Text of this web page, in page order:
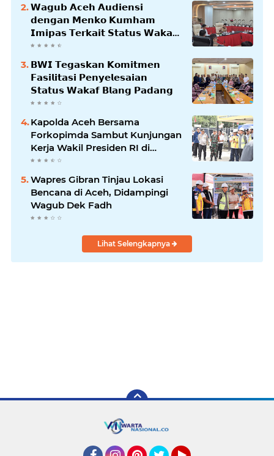
𝗪𝗮𝗴𝘂𝗯 𝗔𝗰𝗲𝗵 𝗔𝘂𝗱𝗶𝗲𝗻𝘀𝗶
𝗱𝗲𝗻𝗴𝗮𝗻 𝗠𝗲𝗻𝗸𝗼 𝗞𝘂𝗺𝗵𝗮𝗺
𝗜𝗺𝗶𝗽𝗮𝘀 𝗧𝗲𝗿𝗸𝗮𝗶𝘁 𝗦𝘁𝗮𝘁𝘂𝘀 𝗪𝗮𝗸𝗮𝗳
𝗕𝗹𝗮𝗻𝗴𝗽𝗮𝗱𝗮𝗻𝗴
𝗕𝗪𝗜 𝗧𝗲𝗴𝗮𝘀𝗸𝗮𝗻 𝗞𝗼𝗺𝗶𝘁𝗺𝗲𝗻
𝗙𝗮𝘀𝗶𝗹𝗶𝘁𝗮𝘀𝗶 𝗣𝗲𝗻𝘆𝗲𝗹𝗲𝘀𝗮𝗶𝗮𝗻
𝗦𝘁𝗮𝘁𝘂𝘀 𝗪𝗮𝗸𝗮𝗳 𝗕𝗹𝗮𝗻𝗴 𝗣𝗮𝗱𝗮𝗻𝗴
Kapolda Aceh Bersama
Forkopimda Sambut Kunjungan
Kerja Wakil Presiden RI di
Kabupaten Bireuen
Wapres Gibran Tinjau Lokasi
Bencana di Aceh, Didampingi
Wagub Dek Fadh
Lihat Selengkapnya